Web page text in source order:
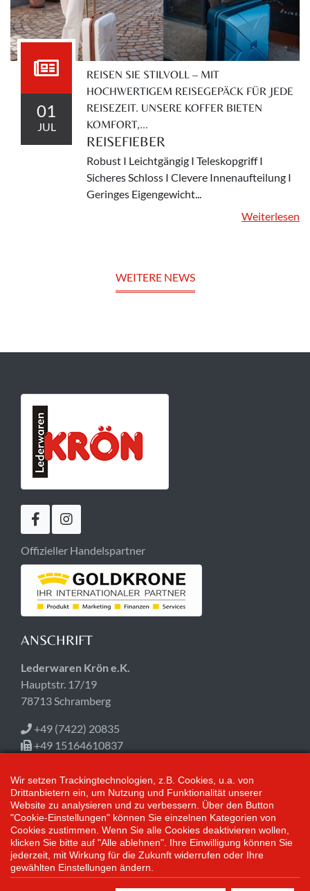
01
JUL
REISEN SIE STILVOLL – MIT
HOCHWERTIGEM REISEGEPÄCK FÜR JEDE
REISEZEIT. UNSERE KOFFER BIETEN
KOMFORT,...
REISEFIEBER
Robust I Leichtgängig I Teleskopgriff I
Sicheres Schloss I Clevere Innenaufteilung I
Geringes Eigengewicht...
Weiterlesen
WEITERE NEWS
Offizieller Handelspartner
ANSCHRIFT
Lederwaren Krön e.K.
Hauptstr. 17/19
78713 Schramberg
+49 (7422) 20835
+49 15164610837
ÖFFNUNGSZEITEN
Jetzt geschlossen!
Mo-Fr 09:00-12:30, 14:30-18:00
Sa 09:00-14:00
Wir setzen Trackingtechnologien, z.B. Cookies, u.a. von
Drittanbietern ein, um Nutzung und Funktionalität unserer
Website zu analysieren und zu verbessern. Über den Button
"Cookie-Einstellungen" können Sie einzelnen Kategorien von
Cookies zustimmen. Wenn Sie alle Cookies deaktivieren wollen,
klicken Sie bitte auf "Alle ablehnen". Ihre Einwilligung können Sie
jederzeit, mit Wirkung für die Zukunft widerrufen oder Ihre
gewählten Einstellungen ändern.